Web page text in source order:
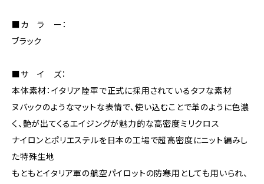
■カ ラ ー：
ブラック
■サ イ ズ：
本体素材：イタリア陸軍で正式に採用されているタフな素材
ヌバックのようなマットな表情で、使い込むことで革のように色濃
く、艶が出てくるエイジングが魅力的な高密度ミリクロス
ナイロンとポリエステルを日本の工場で超高密度にニット編みし
た特殊生地
もともとイタリア軍の航空パイロットの防寒用としても用いられ、